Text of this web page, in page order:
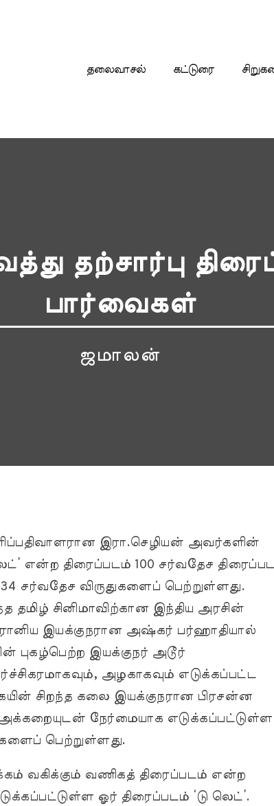
தலைவாசல் கட்டுரை
தற்சார்பு
பார்வைகள்
ஜமாலன்
இரா.செழியன் அவர்களின்
என்ற திரைப்படம் 100 சர்வதேச
34 சர்வதேச விருதுகளைப் பெற்றுள்ளது.
சினிமாவிற்கான இந்திய அரசின்
ஈரானிய இயக்குநரான அஷ்கர் பர்ஹாதியால்
புகழ்பெற்ற இயக்குநர் அடூர்
அழகாகவும் எடுக்கப்பட்ட
சிறந்த கலை இயக்குநரான பிரசன்ன
நேர்மையாக எடுக்கப்பட்டுள்ள
பெற்றுள்ளது.
வகிக்கும் வணிகத் திரைப்படம் என்ற
ஓர் திரைப்படம் ‘டு லெட்’.